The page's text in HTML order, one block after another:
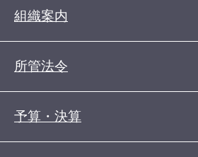
組織案内
所管法令
予算・決算